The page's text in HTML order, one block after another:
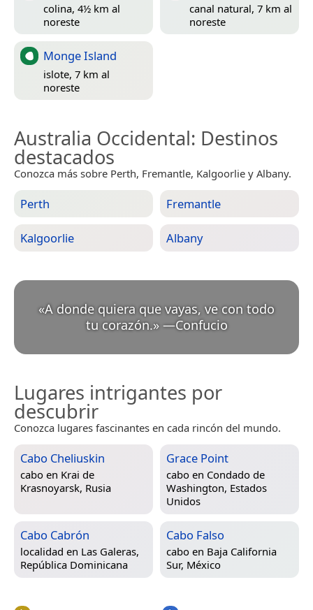
colina, 4½ km al
noreste
canal natural, 7 km al
noreste
Monge Island
islote, 7 km al
noreste
Australia Occidental: Destinos
destacados
Conozca más sobre Perth, Fremantle, Kalgoorlie y Albany.
Perth Fremantle
Kalgoorlie Albany
«A donde quiera que vayas, ve con todo
tu corazón.» —Confucio
Lugares intrigantes por
descubrir
Conozca lugares fascinantes en cada rincón del mundo.
Cabo Cheliuskin
cabo en Krai de
Krasnoyarsk, Rusia
Grace Point
cabo en Condado de
Washington, Estados
Unidos
Cabo Cabrón
localidad en Las Galeras,
República Dominicana
Cabo Falso
cabo en Baja California
Sur, México